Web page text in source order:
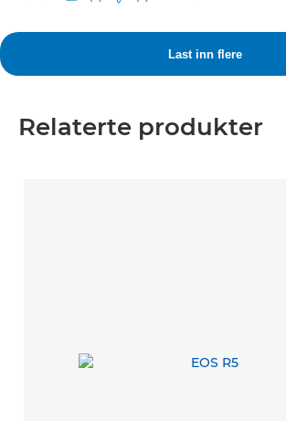
Relaterte produkter